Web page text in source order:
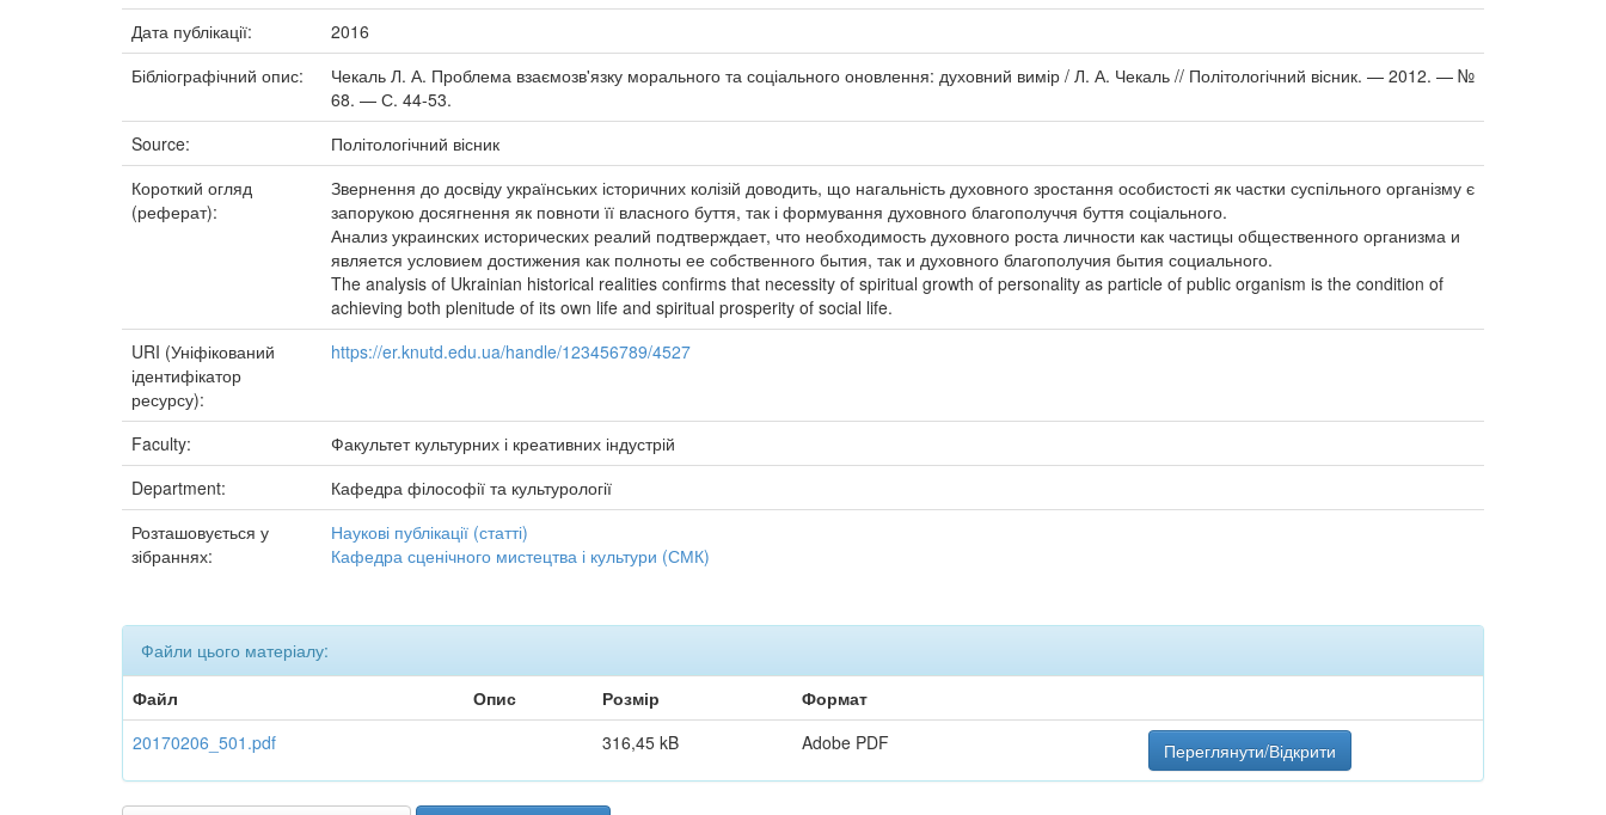
Дата публікації:
2016
Бібліографічний опис:
Чекаль Л. А. Проблема взаємозв'язку морального та соціального оновлення: духовний вимір / Л. А. Чекаль // Політологічний вісник. — 2012. — №
68. — С. 44-53.
Source:
Політологічний вісник
Короткий огляд
(реферат):
Звернення до досвіду українських історичних колізій доводить, що нагальність духовного зростання особистості як частки суспільного організму є
запорукою досягнення як повноти її власного буття, так і формування духовного благополуччя буття соціального.
Анализ украинских исторических реалий подтверждает, что необходимость духовного роста личности как частицы общественного организма и
является условием достижения как полноты ее собственного бытия, так и духовного благополучия бытия социального.
The analysis of Ukrainian historical realities confirms that necessity of spiritual growth of personality as particle of public organism is the condition of
achieving both plenitude of its own life and spiritual prosperity of social life.
URI (Уніфікований
ідентифікатор
ресурсу):
https://er.knutd.edu.ua/handle/123456789/4527
Faculty:
Факультет культурних і креативних індустрій
Department:
Кафедра філософії та культурології
Розташовується у
зібраннях:
Наукові публікації (статті)
Кафедра сценічного мистецтва і культури (СМК)
Файли цього матеріалу:
Файл
Опис Розмір
Формат
20170206_501.pdf
316,45 kB Adobe PDF Переглянути/Відкрити